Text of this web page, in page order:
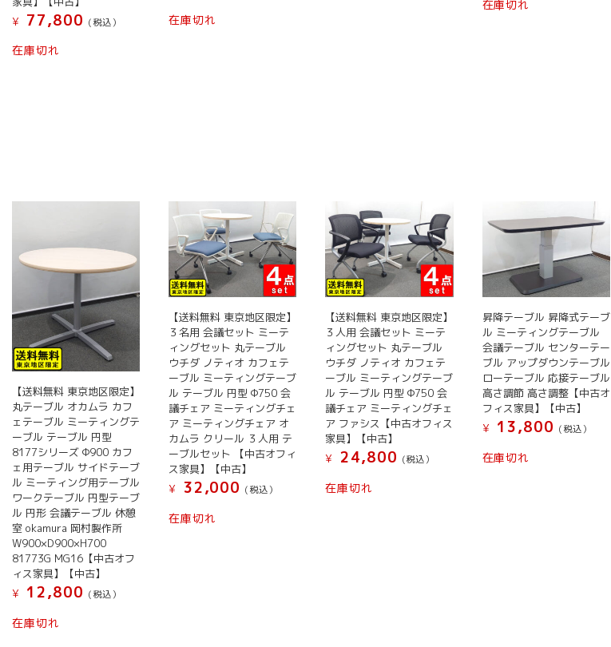
¥
77,800 (税込）
在庫切れ
在庫切れ
在庫切れ
【送料無料 東京地区限定】
丸テーブル オカムラ カフ
ェテーブル ミーティングテ
ーブル テーブル 円型
8177シリーズ Φ900 カフ
ェ用テーブル サイドテーブ
ル ミーティング用テーブル
ワークテーブル 円型テーブ
ル 円形 会議テーブル 休憩
室 okamura 岡村製作所
W900×D900×H700
81773G MG16【中古オフ
ィス家具】【中古】
¥
12,800 (税込）
在庫切れ
【送料無料 東京地区限定】
３名用 会議セット ミーテ
ィングセット 丸テーブル
ウチダ ノティオ カフェテ
ーブル ミーティングテーブ
ル テーブル 円型 Φ750 会
議チェア ミーティングチェ
ア ミーティングチェア オ
カムラ クリール ３人用 テ
ーブルセット 【中古オフィ
ス家具】【中古】
¥
32,000 (税込）
在庫切れ
【送料無料 東京地区限定】
３人用 会議セット ミーテ
ィングセット 丸テーブル
ウチダ ノティオ カフェテ
ーブル ミーティングテーブ
ル テーブル 円型 Φ750 会
議チェア ミーティングチェ
ア ファシス【中古オフィス
家具】【中古】
¥
24,800 (税込）
在庫切れ
昇降テーブル 昇降式テーブ
ル ミーティングテーブル
会議テーブル センターテー
ブル アップダウンテーブル
ローテーブル 応接テーブル
高さ調節 高さ調整【中古オ
フィス家具】【中古】
¥
13,800 (税込）
在庫切れ